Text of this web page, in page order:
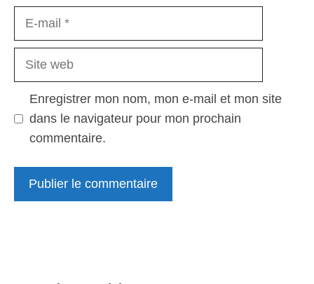
Site
Enregistrer mon nom, mon e-mail et mon site
dans le navigateur pour mon prochain
commentaire.